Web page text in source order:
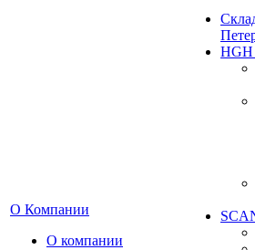
О Компании
О компании
HGH